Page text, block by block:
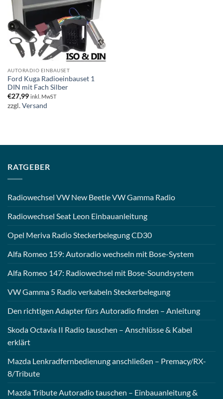
AUTORADIO EINBAUSET
Ford Kuga Radioeinbauset 1
DIN mit Fach Silber
€27,99 inkl. MwST
zzgl.Versand
RATGEBER
Radiowechsel VW New Beetle VW Gamma Radio
Radiowechsel Seat Leon Einbauanleitung
Opel Meriva Radio Steckerbelegung CD30
Alfa Romeo 159: Autoradio wechseln mit Bose-System
Alfa Romeo 147: Radiowechsel mit Bose-Soundsystem
VW Gamma 5 Radio verkabeln Steckerbelegung
Den richtigen Adapter fürs Autoradio finden – Anleitung
Skoda Octavia II Radio tauschen – Anschlüsse & Kabel
erklärt
Mazda Lenkradfernbedienung anschließen – Premacy/RX-
8/Tribute
Mazda Tribute Autoradio tauschen – Einbauanleitung &